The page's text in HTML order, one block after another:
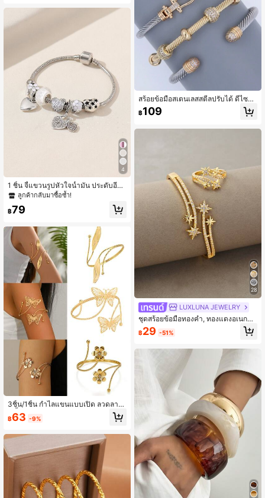
4
1 ชิ้น จี้แขวนรูปหัวใจน้ำมัน ประดับอีนา
เมลและไรน์สโตน สไตล์ Y2k สีชมพู สร้
างสรรค์ สร้อยข้อมือสไตล์ธรรมดาสำหรั
บผู้หญิง, สาว วาเลนไทน์, วันแม่, ของข
ลูกค้ากลับมาซื้อซ้ำ!
฿79
3ชิ้น/1ชิ้น กำไลแขนแบบเปิด ลวดลาย
ผีเสื้อและใบไม้แบบโปร่ง อเนกประสงค์
ตกแต่งแขน สไตล์ฤดูร้อน
฿63 -9%
สร้อยข้อมือสเตนเลสสตีลปรับได้ ดีไซน์
ทองและเงินสองสี เหมาะสำหรับใส่ในชี
วิตประจำวัน สไตล์พังก์/กอธ ของขวัญที่
฿109
28
LUXLUNA JEWELRY
ชุดสร้อยข้อมือทองคำ, ทองแดงอเนกปร
ะสงค์พร้อมการฝังเซอร์โคเนีย, เหมาะสำ
หรับการสวมใส่ประจำวัน, การรวมตัว,
฿29 -51%